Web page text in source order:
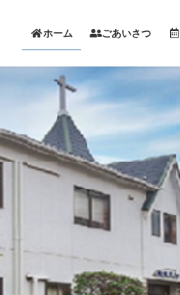
ホーム ごあいさつ